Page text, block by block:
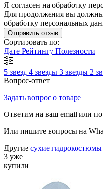
Я согласен на обработку
Для продолжения вы
обработку персональных
Отправить отзыв
Сортировать по:
Дате Рейтингу Полезности
5 звезд 4 звезды 3 звезды 2
Вопрос-ответ
Задать вопрос о товаре
Ответим на ваш email или по
Или пишите вопросы на
Другие сухие гидрокостюмы
3 уже
купили